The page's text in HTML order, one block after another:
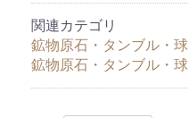
関連カテゴリ
鉱物原石・タンブル・球
鉱物原石・タンブル・球